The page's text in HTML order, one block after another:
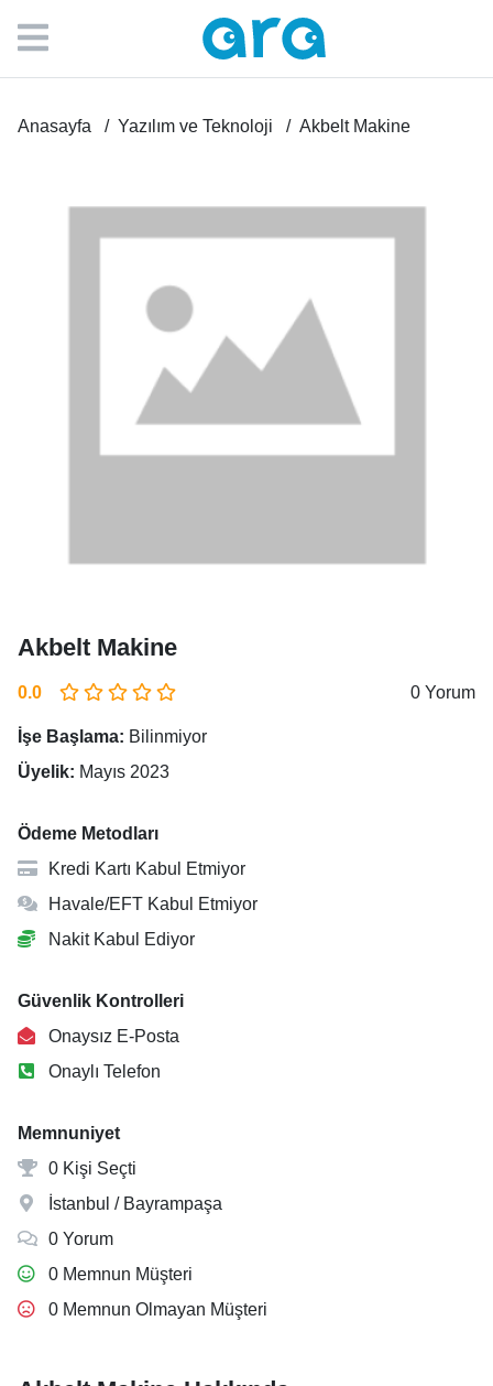
Anasayfa Yazılım ve Teknoloji Akbelt Makine
Akbelt Makine
0.0 0 Yorum
İşe Başlama: Bilinmiyor
Üyelik: Mayıs 2023
Ödeme Metodları
Kredi Kartı Kabul Etmiyor
Havale/EFT Kabul Etmiyor
Nakit Kabul Ediyor
Güvenlik Kontrolleri
Onaysız E-Posta
Onaylı Telefon
Memnuniyet
0 Kişi Seçti
İstanbul / Bayrampaşa
0 Yorum
0 Memnun Müşteri
0 Memnun Olmayan Müşteri